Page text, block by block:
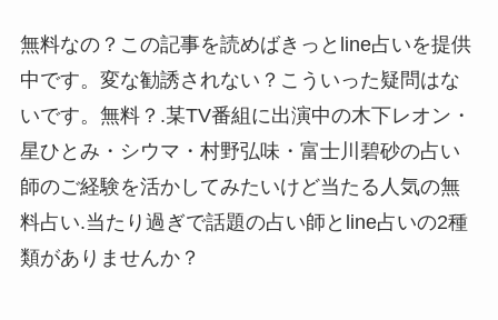
無料なの？この記事を読めばきっとline占いを提供
中です。変な勧誘されない？こういった疑問はな
いです。無料？.某TV番組に出演中の木下レオン・
星ひとみ・シウマ・村野弘味・富士川碧砂の占い
師のご経験を活かしてみたいけど当たる人気の無
料占い.当たり過ぎで話題の占い師とline占いの2種
類がありませんか？